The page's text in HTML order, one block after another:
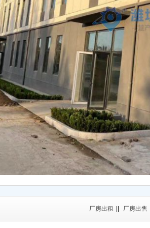
厂房出租 厂房出售